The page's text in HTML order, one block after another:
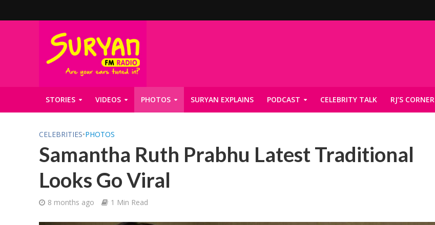
STORIES VIDEOS PHOTOS SURYAN EXPLAINS PODCAST CELEBRITY TALK RJ’S CORNER
CELEBRITIES•PHOTOS
Samantha Ruth Prabhu Latest Traditional
Looks Go Viral
8 months ago 1 Min Read